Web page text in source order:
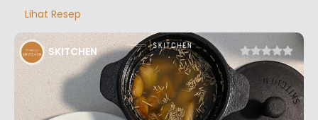
Lihat Resep
SKITCHEN